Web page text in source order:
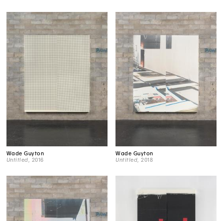
Wade Guyton
Untitled , 2016
Wade Guyton
Untitled , 2018